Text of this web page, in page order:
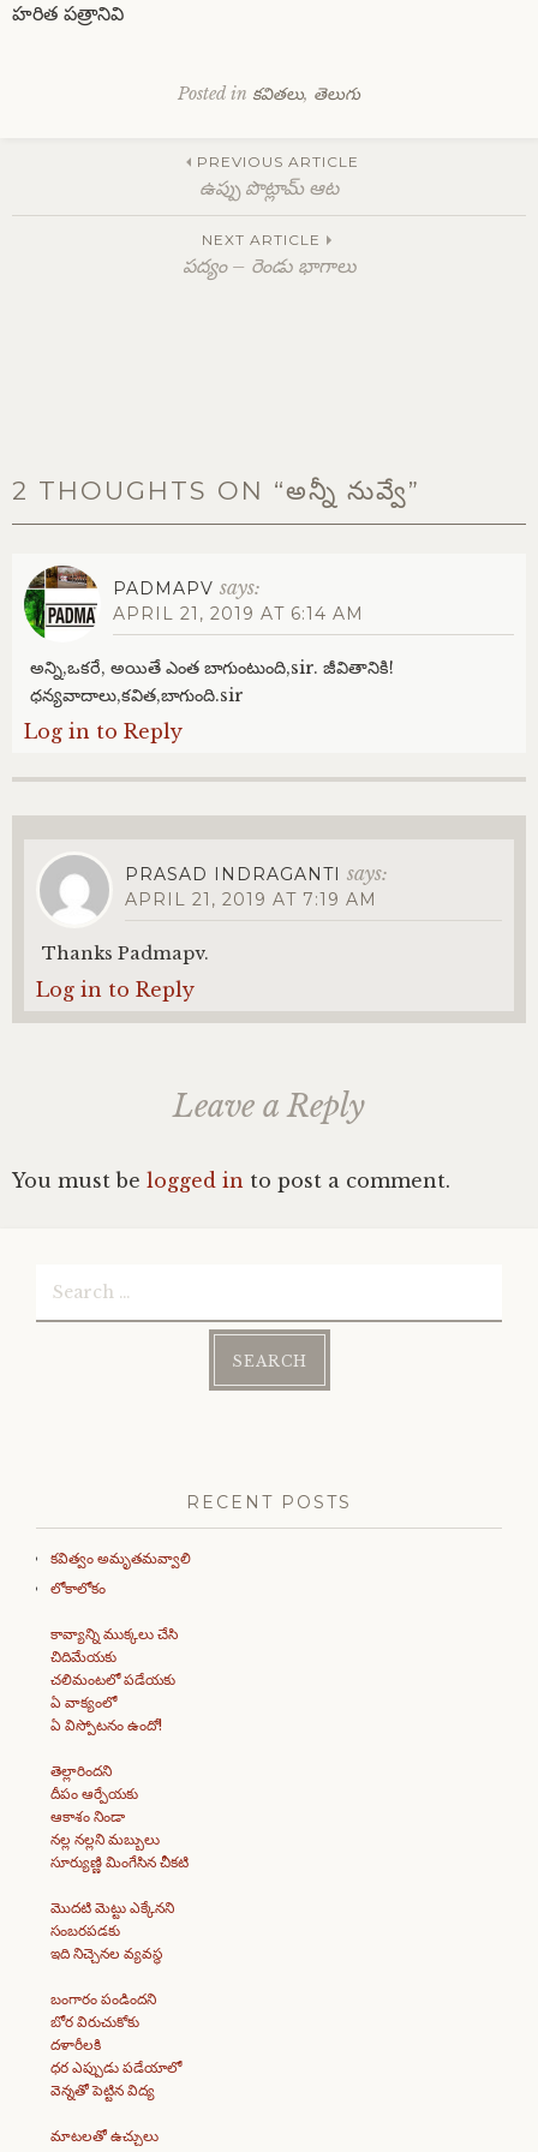
హరిత పత్రానివి
Posted in కవితలు, తెలుగు
navigation
PREVIOUS ARTICLE
ఉప్పు పొట్లామ్ ఆట
NEXT ARTICLE
పద్యం – రెండు భాగాలు
2 THOUGHTS ON “అన్నీ నువ్వే”
PADMAPV says:
APRIL 21, 2019 AT 6:14 AM
అన్ని,ఒకరే, అయితే ఎంత బాగుంటుంది,sir. జీవితానికి!
ధన్యవాదాలు,కవిత,బాగుంది.sir
Log in to Reply
PRASAD INDRAGANTI says:
APRIL 21, 2019 AT 7:19 AM
Thanks Padmapv.
Log in to Reply
Leave a Reply
You must be logged in to post a comment.
RECENT POSTS
కవిత్వం అమృతమవ్వాలి
లోకాలోకం
కావ్యాన్ని ముక్కలు చేసి
చిదిమేయకు
చలిమంటలో పడేయకు
ఏ వాక్యంలో
ఏ విస్పోటనం ఉందో!
తెల్లారిందని
దీపం ఆర్పేయకు
ఆకాశం నిండా
నల్ల నల్లని మబ్బులు
సూర్యుణ్ణి మింగేసిన చీకటి
మొదటి మెట్టు ఎక్కేనని
సంబరపడకు
ఇది నిచ్చెనల వ్యవస్థ
బంగారం పండిందని
బోర విరుచుకోకు
దళారీలకి
ధర ఎప్పుడు పడేయాలో
వెన్నతో పెట్టిన విద్య
మాటలతో ఉచ్చులు